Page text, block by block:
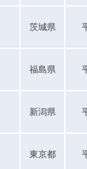
茨城県
福島県
新潟県
東京都